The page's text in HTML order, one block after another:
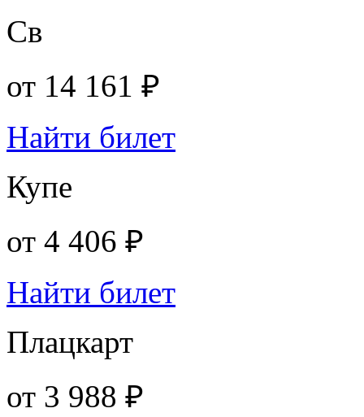
Св
от 14 161 ₽
Найти билет
Купе
от 4 406 ₽
Найти билет
Плацкарт
от 3 988 ₽